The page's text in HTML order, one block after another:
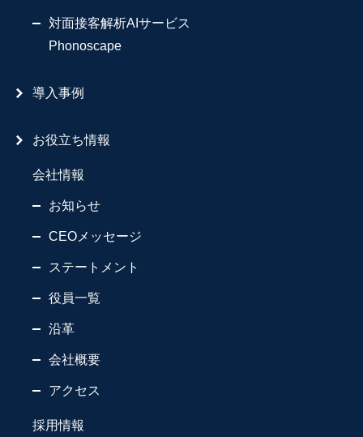
対面接客解析AIサービス
Phonoscape
導入事例
お役立ち情報
会社情報
お知らせ
CEOメッセージ
ステートメント
役員一覧
沿革
会社概要
アクセス
採用情報